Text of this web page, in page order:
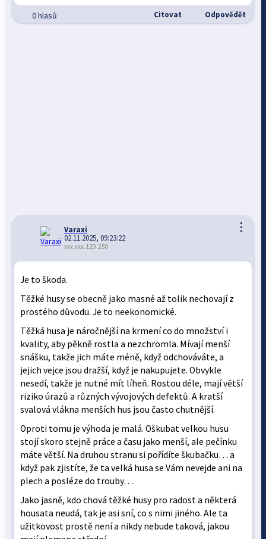
0 hlasů Citovat Odpovědět
⋮
Varaxi
02.11.2025, 09:23:22
xxx.xxx.129.250
Je to škoda.
Těžké husy se obecně jako masné až tolik nechovají z
prostého důvodu. Je to neekonomické.
Těžká husa je náročnější na krmení co do množství i
kvality, aby pěkně rostla a nezchromla. Mívají menší
snášku, takže jich máte méně, když odchováváte, a
jejich vejce jsou dražší, když je nakupujete. Obvykle
nesedí, takže je nutné mít líheň. Rostou déle, mají větší
riziko úrazů a různých vývojových defektů. A kratší
svalová vlákna menších hus jsou často chutnější.
Oproti tomu je výhoda je malá. Oškubat velkou husu
stojí skoro stejně práce a času jako menší, ale pečínku
máte větší. Na druhou stranu si pořídíte škubačku… a
když pak zjistíte, že ta velká husa se Vám nevejde ani na
plech a posléze do trouby…
Jako jasně, kdo chová těžké husy pro radost a některá
housata neudá, tak je asi sní, co s nimi jiného. Ale ta
užitkovost prostě není a nikdy nebude taková, jakou